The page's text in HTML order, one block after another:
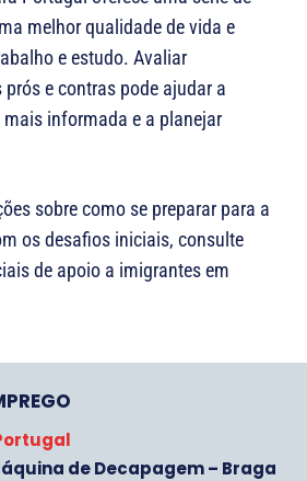
melhor qualidade de vida e
e estudo. Avaliar
e contras pode ajudar a
informada e a planejar
sobre como se preparar para a
os desafios iniciais, consulte
de apoio a imigrantes em
de Decapagem – Braga